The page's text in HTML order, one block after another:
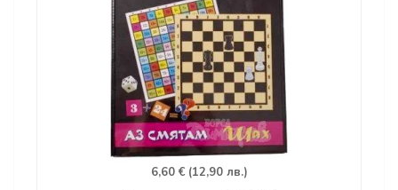
6,60 € (12,90 лв.)